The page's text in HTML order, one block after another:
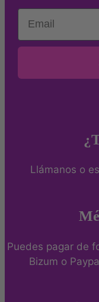
Email
Llámanos o
Puedes pagar de
Bizum o